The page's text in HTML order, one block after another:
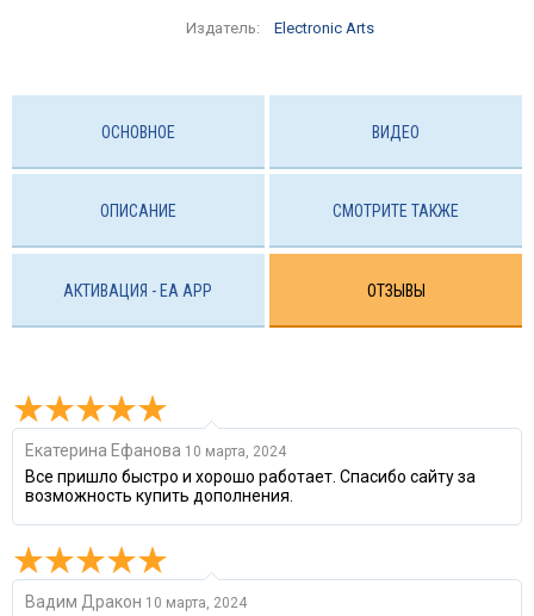
Издатель: Electronic Arts
ОСНОВНОЕ ВИДЕО
ОПИСАНИЕ СМОТРИТЕ ТАКЖЕ
АКТИВАЦИЯ - EA APP ОТЗЫВЫ
Екатерина Ефанова 10 марта, 2024
Все пришло быстро и хорошо работает. Спасибо сайту за
возможность купить дополнения.
Вадим Дракон 10 марта, 2024